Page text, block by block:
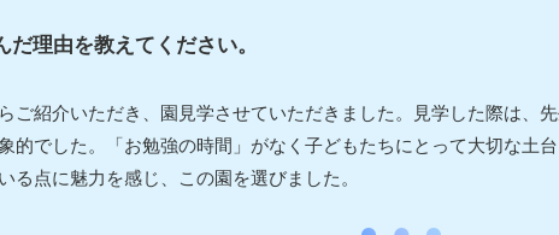
だ理由を教えてください。
ご紹介いただき、園見学させていただきました。見学した際は、
的でした。「お勉強の時間」がなく子どもたちにとって大切な土
る点に魅力を感じ、この園を選びました。